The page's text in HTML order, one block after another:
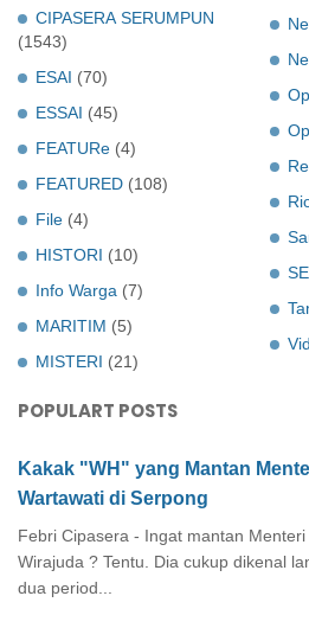
CIPASERA SERUMPUN
(1543)
ESAI (70)
ESSAI (45)
FEATURe (4)
FEATURED (108)
File (4)
HISTORI (10)
Info Warga (7)
MARITIM (5)
MISTERI (21)
POPULART POSTS
Kakak "WH" yang Mantan
Wartawati di Serpong
Febri Cipasera - Ingat mantan
Wirajuda ? Tentu. Dia cukup dikenal
dua period...